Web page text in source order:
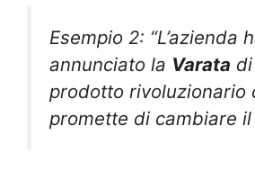
Esempio 2: “L’azienda
annunciato la Varata
prodotto rivoluzionario
promette di cambiare il